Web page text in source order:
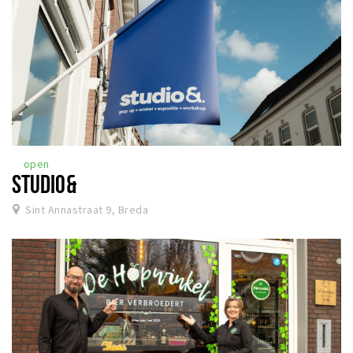
open
STUDIO&
Sint Annastraat 9, Breda